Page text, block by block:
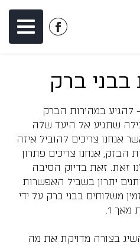
לעמוד
מאךבבני ברק
להגיע במהירות הברק
שתגיע אל היעד שלה
אנחנו צריכים להוביל איזה
הבזק, אנחנו צריכים פתרון
זאת. זאת בדיוק הסיבה
יתרון בשביל האפשרות
משלוחים בבני ברק על ידי
מאך 1.
1 ניתן להשיג בצורה מדויקת את מה